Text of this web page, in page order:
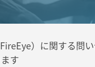
）に関する問
す